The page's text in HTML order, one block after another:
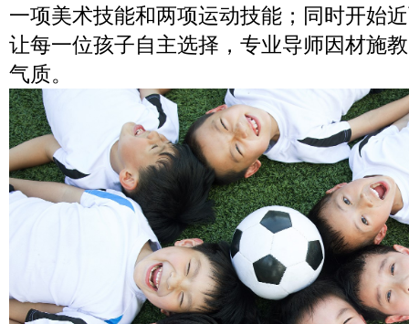
一项美术技能和两项运动技能；同时开始
让每一位孩子自主选择，专业导师因材施
气质。